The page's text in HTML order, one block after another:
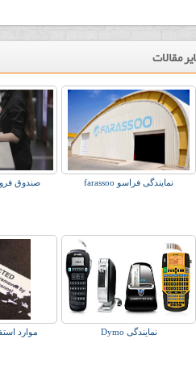
مقالات
نمایندگی فراسو farassoo صندوق
نمایندگی Dymo موارد